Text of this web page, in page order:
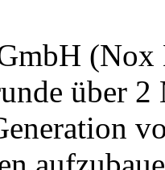
(Nox
über